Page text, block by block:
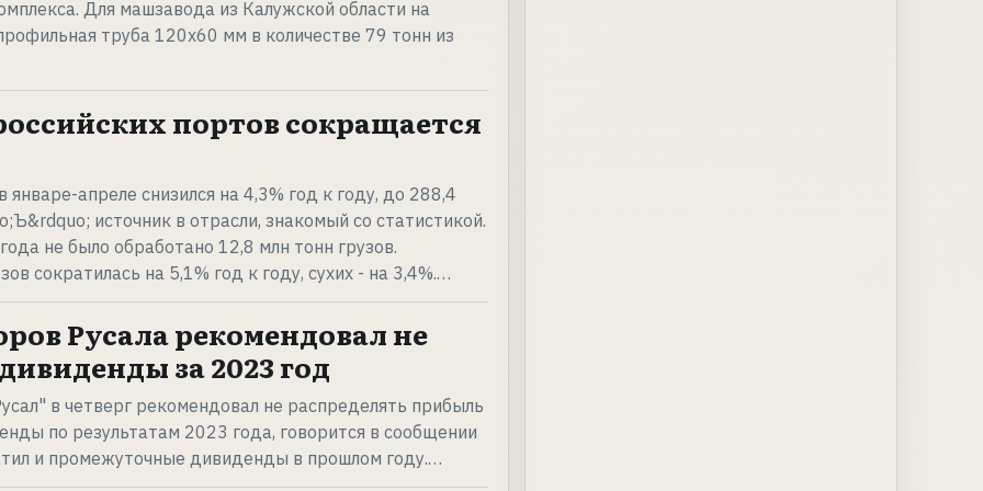
Для машзавода из Калужской области на
труба 120х60 мм в количестве 79 тонн из
портов сокращается
апреле снизился на 4,3% год к году, до 288,4
источник в отрасли, знакомый со статистикой.
не было обработано 12,8 млн тонн грузов.
сократилась на 5,1% год к году, сухих - на 3,4%.…
Русала рекомендовал не
за 2023 год
в четверг рекомендовал не распределять прибыль
по результатам 2023 года, говорится в сообщении
и промежуточные дивиденды в прошлом году.…